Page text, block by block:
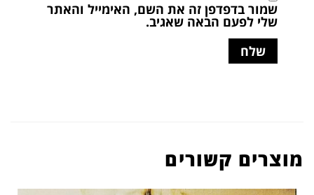
שמור בדפדפן זה את השם, האימייל והאתר
שלי לפעם הבאה שאגיב.
מוצרים קשורים